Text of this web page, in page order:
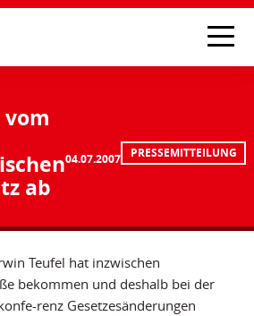
ab
04.07.2007 PRESSEMITTEILUNG
Teufel hat inzwischen
bekommen und deshalb bei der
renz Gesetzesänderungen